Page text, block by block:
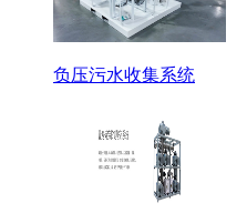
负压污水收集系统